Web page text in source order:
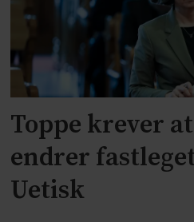
Toppe krever
endrer
Uetisk